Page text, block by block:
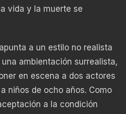
vida y la muerte se
a un estilo no realista
ambientación surrealista,
en escena a dos actores
niños de ocho años. Como
a la condición